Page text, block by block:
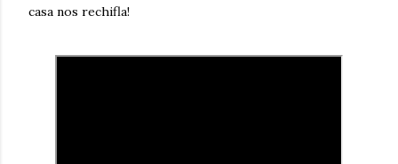
casa nos rechifla!